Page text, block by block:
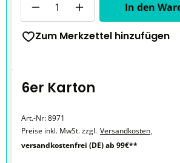
In den
Zum Merkzettel hinzufügen
6er Karton
Art.-Nr:8971
Preise inkl. MwSt. zzgl. Versandkosten,
versandkostenfrei (DE) ab 99€**